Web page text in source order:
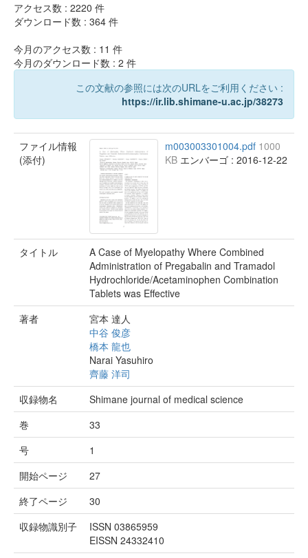
アクセス数 : 2220 件
ダウンロード数 : 364 件
今月のアクセス数 : 11 件
今月のダウンロード数 : 2 件
この文献の参照には次のURLをご利用ください :
https://ir.lib.shimane-u.ac.jp/38273
ファイル情報
(添付)
m003003301004.pdf 1000
KB エンバーゴ : 2016-12-22
タイトル
A Case of Myelopathy Where Combined
Administration of Pregabalin and Tramadol
Hydrochloride/Acetaminophen Combination
Tablets was Effective
著者
宮本 達人
中谷 俊彦
橋本 龍也
Narai Yasuhiro
齊藤 洋司
収録物名
Shimane journal of medical science
巻
33
号
1
開始ページ
27
終了ページ
30
収録物識別子
ISSN 03865959
EISSN 24332410